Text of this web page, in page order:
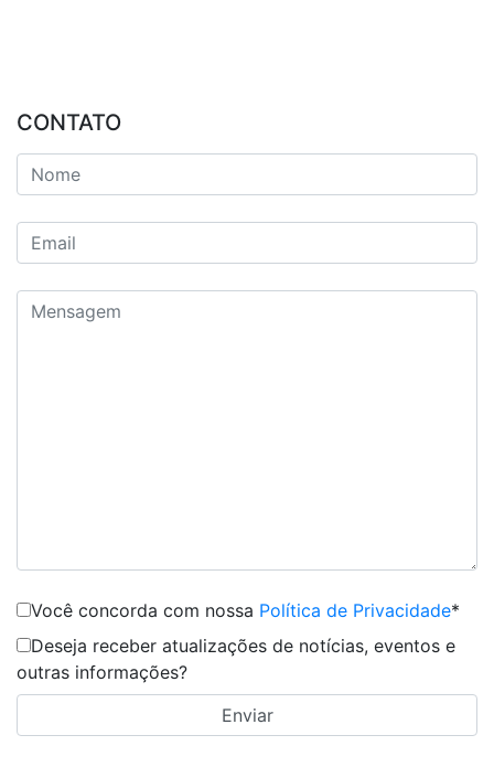
CONTATO
Você concorda com nossa Política de Privacidade*
Deseja receber atualizações de notícias, eventos e
outras informações?